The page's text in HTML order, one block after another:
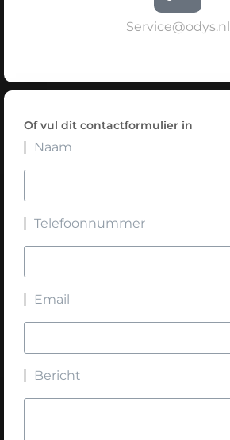
Service@odys.nl
Of vul dit contactformulier in
Naam
Telefoonnummer
Email
Bericht